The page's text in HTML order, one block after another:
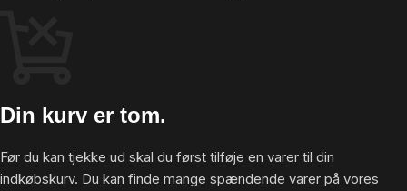
Din kurv er tom.
Før du kan tjekke ud skal du først tilføje en varer til din
indkøbskurv. Du kan finde mange spændende varer på vores